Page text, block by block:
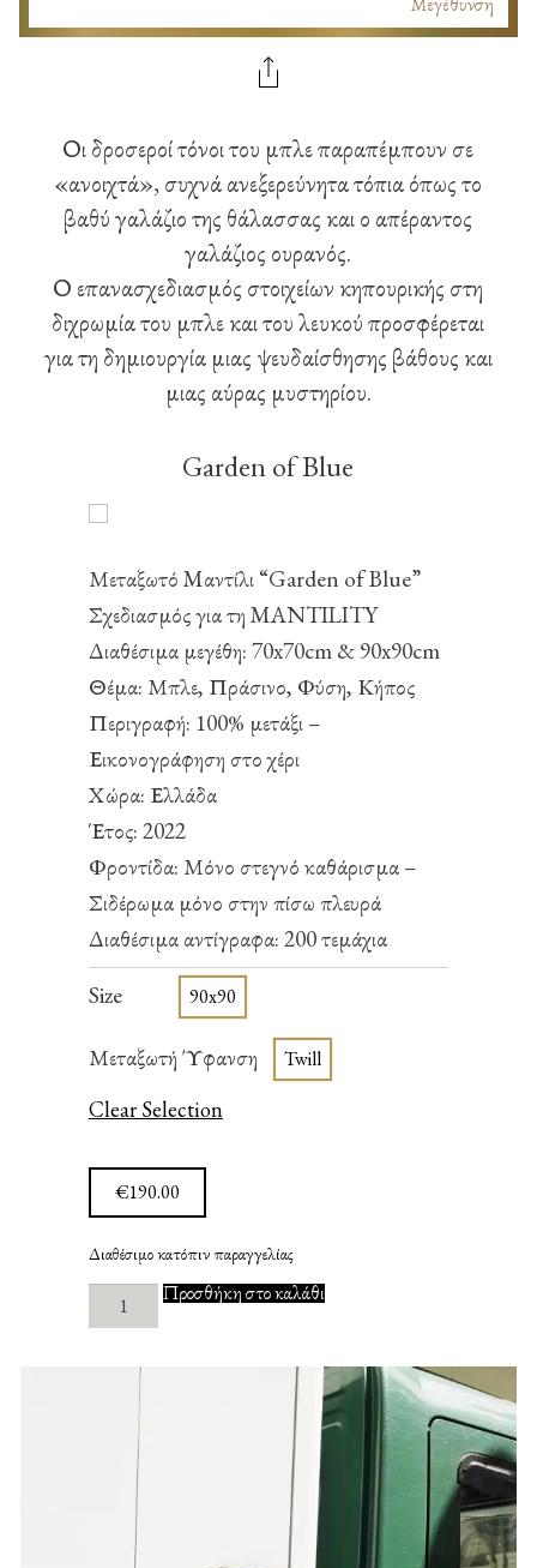
Οι δροσεροί τόνοι του μπλε παραπέμπουν σε
«ανοιχτά», συχνά ανεξερεύνητα τόπια όπως το
βαθύ γαλάζιο της θάλασσας και ο απέραντος
γαλάζιος ουρανός.
Ο επανασχεδιασμός στοιχείων κηπουρικής στη
διχρωμία του μπλε και του λευκού προσφέρεται
για τη δημιουργία μιας ψευδαίσθησης βάθους και
μιας αύρας μυστηρίου.
Garden of Blue
Μεταξωτό Mαντίλι “Garden of Blue”
Σχεδιασμός για τη MANTILITY
Διαθέσιμα μεγέθη: 70x70cm & 90x90cm
Θέμα: Μπλε, Πράσινο, Φύση, Κήπος
Περιγραφή: 100% μετάξι –
Εικονογράφηση στο χέρι
Χώρα: Ελλάδα
Έτος: 2022
Φροντίδα: Μόνο στεγνό καθάρισμα –
Σιδέρωμα μόνο στην πίσω πλευρά
Διαθέσιμα αντίγραφα: 200 τεμάχια
Size
90x90
Μεταξωτή Ύφανση Twill
Clear Selection
€190.00
Διαθέσιμο κατόπιν παραγγελίας
Garden
Blue
Προσθήκη στο καλάθι